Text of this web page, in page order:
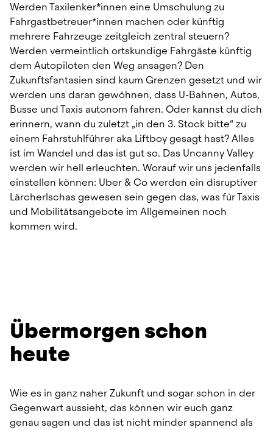
Werden Taxilenker*innen eine Umschulung zu
Fahrgastbetreuer*innen machen oder künftig
mehrere Fahrzeuge zeitgleich zentral steuern?
Werden vermeintlich ortskundige Fahrgäste künftig
dem Autopiloten den Weg ansagen? Den
Zukunftsfantasien sind kaum Grenzen gesetzt und wir
werden uns daran gewöhnen, dass U-Bahnen, Autos,
Busse und Taxis autonom fahren. Oder kannst du dich
erinnern, wann du zuletzt „in den 3. Stock bitte“ zu
einem Fahrstuhlführer aka Liftboy gesagt hast? Alles
ist im Wandel und das ist gut so. Das Uncanny Valley
werden wir hell erleuchten. Worauf wir uns jedenfalls
einstellen können: Uber & Co werden ein disruptiver
Lärcherlschas gewesen sein gegen das, was für Taxis
und Mobilitätsangebote im Allgemeinen noch
kommen wird.
Übermorgen schon
heute
Wie es in ganz naher Zukunft und sogar schon in der
Gegenwart aussieht, das können wir euch ganz
genau sagen und das ist nicht minder spannend als